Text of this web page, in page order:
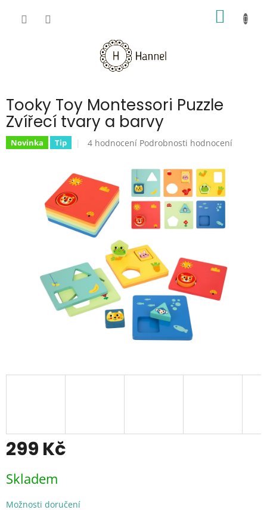
Tooky Toy Montessori Puzzle
Zvířecí tvary a barvy
Novinka Tip
Průměrné
je
5
hvězdiček.
4 hodnocení Podrobnosti hodnocení
299 Kč
cena:
Skladem
Možnosti doručení